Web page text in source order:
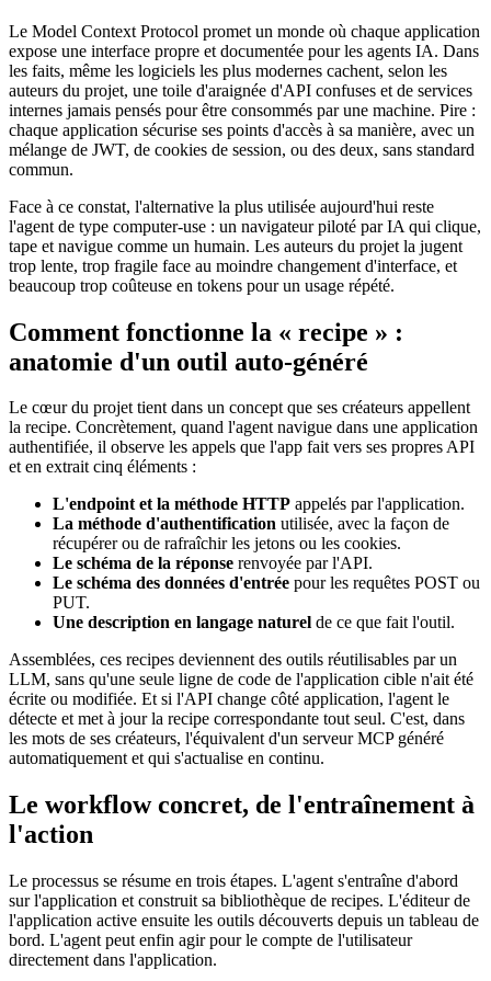
Le Model Context Protocol promet un monde où chaque application
expose une interface propre et documentée pour les agents IA. Dans
les faits, même les logiciels les plus modernes cachent, selon les
auteurs du projet, une toile d'araignée d'API confuses et de services
internes jamais pensés pour être consommés par une machine. Pire :
chaque application sécurise ses points d'accès à sa manière, avec un
mélange de JWT, de cookies de session, ou des deux, sans standard
commun.
Face à ce constat, l'alternative la plus utilisée aujourd'hui reste
l'agent de type computer-use : un navigateur piloté par IA qui clique,
tape et navigue comme un humain. Les auteurs du projet la jugent
trop lente, trop fragile face au moindre changement d'interface, et
beaucoup trop coûteuse en tokens pour un usage répété.
Comment fonctionne la « recipe » :
anatomie d'un outil auto-généré
Le cœur du projet tient dans un concept que ses créateurs appellent
la recipe. Concrètement, quand l'agent navigue dans une application
authentifiée, il observe les appels que l'app fait vers ses propres API
et en extrait cinq éléments :
L'endpoint et la méthode HTTP appelés par l'application.
La méthode d'authentification utilisée, avec la façon de
récupérer ou de rafraîchir les jetons ou les cookies.
Le schéma de la réponse renvoyée par l'API.
Le schéma des données d'entrée pour les requêtes POST ou
PUT.
Une description en langage naturel de ce que fait l'outil.
Assemblées, ces recipes deviennent des outils réutilisables par un
LLM, sans qu'une seule ligne de code de l'application cible n'ait été
écrite ou modifiée. Et si l'API change côté application, l'agent le
détecte et met à jour la recipe correspondante tout seul. C'est, dans
les mots de ses créateurs, l'équivalent d'un serveur MCP généré
automatiquement et qui s'actualise en continu.
Le workflow concret, de l'entraînement à
l'action
Le processus se résume en trois étapes. L'agent s'entraîne d'abord
sur l'application et construit sa bibliothèque de recipes. L'éditeur de
l'application active ensuite les outils découverts depuis un tableau de
bord. L'agent peut enfin agir pour le compte de l'utilisateur
directement dans l'application.